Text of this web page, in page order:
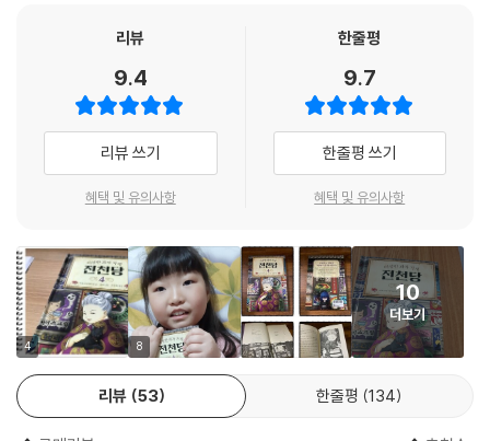
『이상한 과자 가게 전천당』 3권에서는 새로운 인물이 등장한다. 여덟 살 정
로 채거나 전천당 손님과 화앙당 손님이 맞닥뜨리게 만들어 누구의 행운이
더 강한지 겨루게끔 한다. 평화로웠던 [전천당]에 의뭉스러운 이가 나타났
음으로 인해 긴장감이 감돈다. 그 소녀는 누구이고, 왜 [전천당]과 주인 베
니코 앞에 나타났을지 『이상한 과자 가게 전천당』 3권에서부터 새롭고 더
욱 흥미진진한 이야기가 시작된다.
■ 쉽고 빠른 전개, 흡입력 넘치는 스토리, 권선징악의 교훈까지
『이상한 과자 가게 전천당』은 문장 호흡이 짧고 군더더기 없이 깔끔한 문
체를 가졌다. 옴니버스 형식으로 구성되어 있고, 전개가 빠르며 흡입력이
강해 단숨에 읽어 내려간다. 몰입도가 높고 내용은 흥미진진하여 마치 애
니메이션을 보는 듯한 착각을 불러일으킬 정도다. 이 책이 갖고 있는 이야
기의 힘은 독서력이 부족한 아이들에게 징검다리 역할을 한다. 또한 웹소
리뷰
9.4
리뷰 쓰기
혜택 및 유의사항
한줄평
9.7
한줄평 쓰기
혜택 및 유의사항
4 8
10
더보기
리뷰 53 한줄평 134